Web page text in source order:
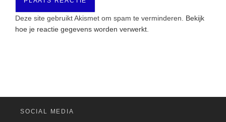
Deze site gebruikt Akismet om spam te verminderen. Bekijk
hoe je reactie gegevens worden verwerkt
SOCIAL MEDIA